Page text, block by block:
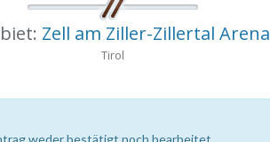
Zell am Ziller-Zillertal Arena
Tirol